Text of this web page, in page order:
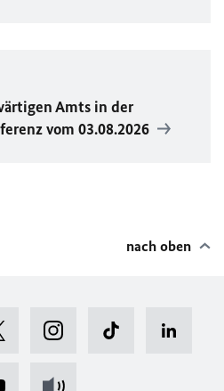
Amts in der
vom 03.08.2026
nach oben